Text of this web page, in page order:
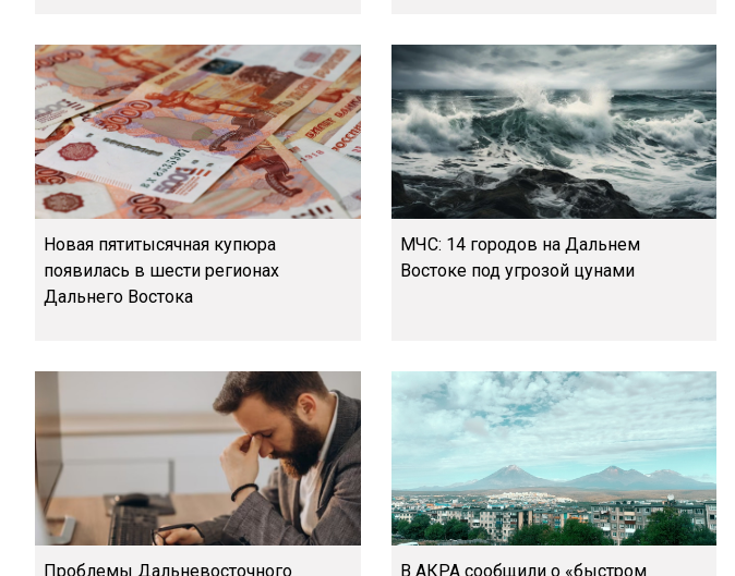
Новая пятитысячная купюра
появилась в шести регионах
Дальнего Востока
МЧС: 14 городов на Дальнем
Востоке под угрозой цунами
Проблемы Дальневосточного
В АКРА сообщили о «быстром